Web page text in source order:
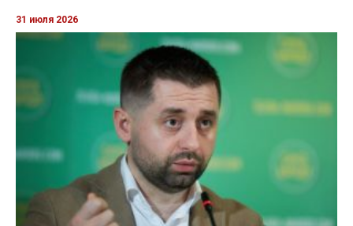
31 июля 2026